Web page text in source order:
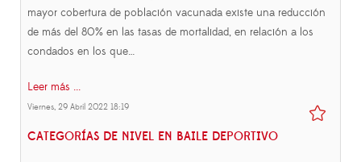
mayor cobertura de población vacunada existe una reducción
de más del 80% en las tasas de mortalidad, en relación a los
condados en los que…
Leer más ...
Viernes, 29 Abril 2022 18:19
CATEGORÍAS DE NIVEL EN BAILE DEPORTIVO